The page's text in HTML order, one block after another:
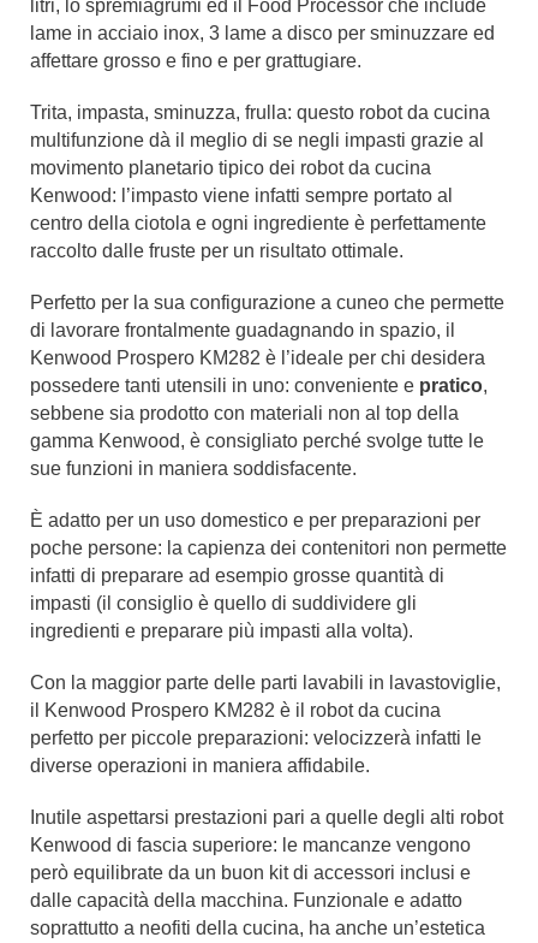
litri, lo spremiagrumi ed il Food Processor che include
lame in acciaio inox, 3 lame a disco per sminuzzare ed
affettare grosso e fino e per grattugiare.
Trita, impasta, sminuzza, frulla: questo robot da cucina
multifunzione dà il meglio di se negli impasti grazie al
movimento planetario tipico dei robot da cucina
Kenwood: l’impasto viene infatti sempre portato al
centro della ciotola e ogni ingrediente è perfettamente
raccolto dalle fruste per un risultato ottimale.
Perfetto per la sua configurazione a cuneo che permette
di lavorare frontalmente guadagnando in spazio, il
Kenwood Prospero KM282 è l’ideale per chi desidera
possedere tanti utensili in uno: conveniente e pratico,
sebbene sia prodotto con materiali non al top della
gamma Kenwood, è consigliato perché svolge tutte le
sue funzioni in maniera soddisfacente.
È adatto per un uso domestico e per preparazioni per
poche persone: la capienza dei contenitori non permette
infatti di preparare ad esempio grosse quantità di
impasti (il consiglio è quello di suddividere gli
ingredienti e preparare più impasti alla volta).
Con la maggior parte delle parti lavabili in lavastoviglie,
il Kenwood Prospero KM282 è il robot da cucina
perfetto per piccole preparazioni: velocizzerà infatti le
diverse operazioni in maniera affidabile.
Inutile aspettarsi prestazioni pari a quelle degli alti robot
Kenwood di fascia superiore: le mancanze vengono
però equilibrate da un buon kit di accessori inclusi e
dalle capacità della macchina. Funzionale e adatto
soprattutto a neofiti della cucina, ha anche un’estetica